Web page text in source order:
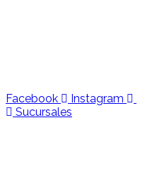
Facebook Instagram
Sucursales